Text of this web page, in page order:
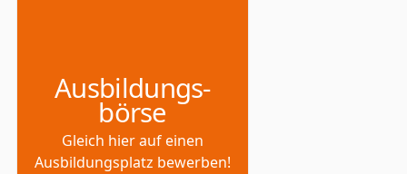
Ausbildungs-
börse
Gleich hier auf einen
Ausbildungsplatz bewerben!